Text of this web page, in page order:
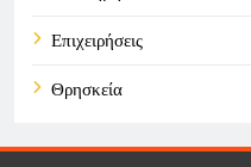
Επιχειρήσεις
Θρησκεία